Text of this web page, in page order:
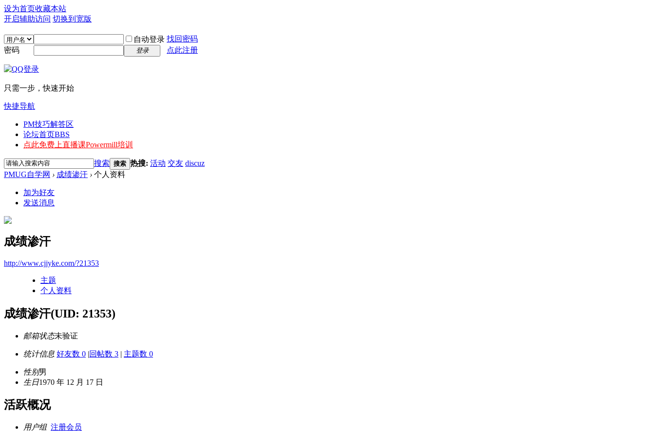
设为首页收藏本站
开启辅助访问 切换到宽版
自动登录 找回密码
密码
登录 点此注册
只需一步，快速开始
快捷导航
PM技巧解答区
论坛首页BBS
点此免费上直播课Powermill培训
搜索 搜索 热搜: 活动 交友 discuz
PMUG自学网 › 成绩渗汗 › 个人资料
加为好友
发送消息
成绩渗汗
http://www.cjjyke.com/?21353
主题
个人资料
成绩渗汗(UID: 21353)
邮箱状态未验证
统计信息 好友数 0 |回帖数 3 | 主题数 0
性别男
生日1970 年 12 月 17 日
活跃概况
用户组 注册会员